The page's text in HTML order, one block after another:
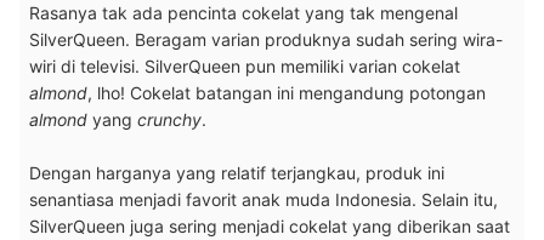
Rasanya tak ada pencinta cokelat yang tak mengenal
SilverQueen. Beragam varian produknya sudah sering wira-
wiri di televisi. SilverQueen pun memiliki varian cokelat
almond, lho! Cokelat batangan ini mengandung potongan
almond yang crunchy.
Dengan harganya yang relatif terjangkau, produk ini
senantiasa menjadi favorit anak muda Indonesia. Selain itu,
SilverQueen juga sering menjadi cokelat yang diberikan saat